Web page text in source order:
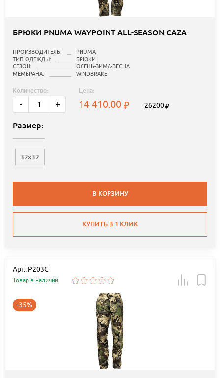
БРЮКИ PNUMA WAYPOINT ALL-SEASON CAZA
ПРОИЗВОДИТЕЛЬ:
PNUMA
ТИП ОДЕЖДЫ:
БРЮКИ
СЕЗОН:
ОСЕНЬ-ЗИМА-ВЕСНА
МЕМБРАНА:
WINDBRAKE
Количество:
- +
Цена:
14 410.00 26200
Размер:
32x32
В КОРЗИНУ
КУПИТЬ В 1 КЛИК
Арт.: P203C
Товар в наличии
-35%